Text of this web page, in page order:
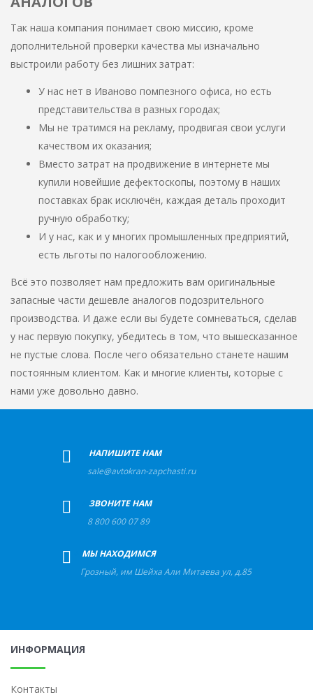
Так наша компания понимает свою миссию, кроме
дополнительной проверки качества мы изначально
выстроили работу без лишних затрат:
У нас нет в Иваново помпезного офиса, но есть
представительства в разных городах;
Мы не тратимся на рекламу, продвигая свои услуги
качеством их оказания;
Вместо затрат на продвижение в интернете мы
купили новейшие дефектоскопы, поэтому в наших
поставках брак исключён, каждая деталь проходит
ручную обработку;
И у нас, как и у многих промышленных предприятий,
есть льготы по налогообложению.
Всё это позволяет нам предложить вам оригинальные
запасные части дешевле аналогов подозрительного
производства. И даже если вы будете сомневаться, сделав
у нас первую покупку, убедитесь в том, что вышесказанное
не пустые слова. После чего обязательно станете нашим
постоянным клиентом. Как и многие клиенты, которые с
нами уже довольно давно.
НАПИШИТЕ НАМ
sale@avtokran-zapchasti.ru
ЗВОНИТЕ НАМ
8 800 600 07 89
МЫ НАХОДИМСЯ
Грозный, им Шейха Али Митаева ул, д.85
ИНФОРМАЦИЯ
Контакты